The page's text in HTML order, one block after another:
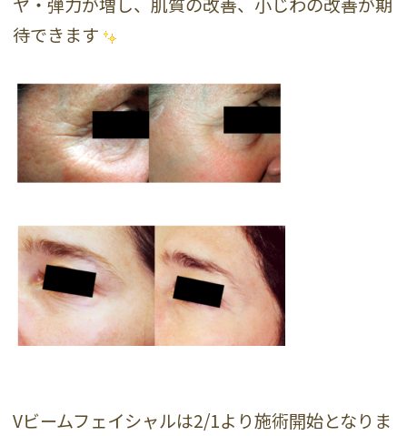
待できます
Vビームフェイシャルは2/1より施術開始となりま